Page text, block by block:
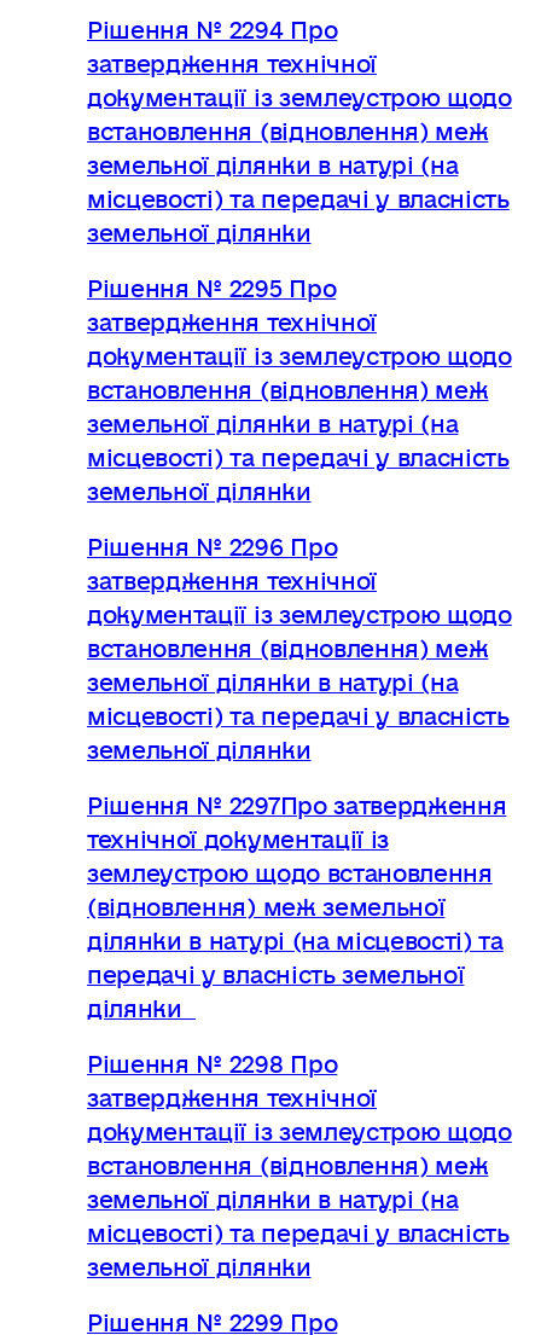
Рішення № 2294 Про
затвердження технічної
документації із землеустрою щодо
встановлення (відновлення) меж
земельної ділянки в натурі (на
місцевості) та передачі у власність
земельної ділянки
Рішення № 2295 Про
затвердження технічної
документації із землеустрою щодо
встановлення (відновлення) меж
земельної ділянки в натурі (на
місцевості) та передачі у власність
земельної ділянки
Рішення № 2296 Про
затвердження технічної
документації із землеустрою щодо
встановлення (відновлення) меж
земельної ділянки в натурі (на
місцевості) та передачі у власність
земельної ділянки
Рішення № 2297Про затвердження
технічної документації із
землеустрою щодо встановлення
(відновлення) меж земельної
ділянки в натурі (на місцевості) та
передачі у власність земельної
ділянки
Рішення № 2298 Про
затвердження технічної
документації із землеустрою щодо
встановлення (відновлення) меж
земельної ділянки в натурі (на
місцевості) та передачі у власність
земельної ділянки
Рішення № 2299 Про